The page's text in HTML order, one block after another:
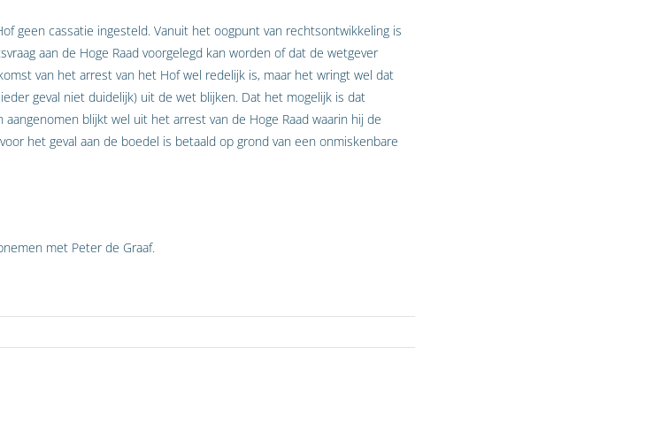
geen cassatie ingesteld. Vanuit het oogpunt van rechtsontwikkeling is
aan de Hoge Raad voorgelegd kan worden of dat de wetgever
van het arrest van het Hof wel redelijk is, maar het wringt wel dat
geval niet duidelijk) uit de wet blijken. Dat het mogelijk is dat
blijkt wel uit het arrest van de Hoge Raad waarin hij de
het geval aan de boedel is betaald op grond van een onmiskenbare
met Peter de Graaf.